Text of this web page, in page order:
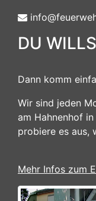
DU
Dann komm
Wir sind jeden
am Hahnenhof
probiere es aus,
Mehr Infos zum